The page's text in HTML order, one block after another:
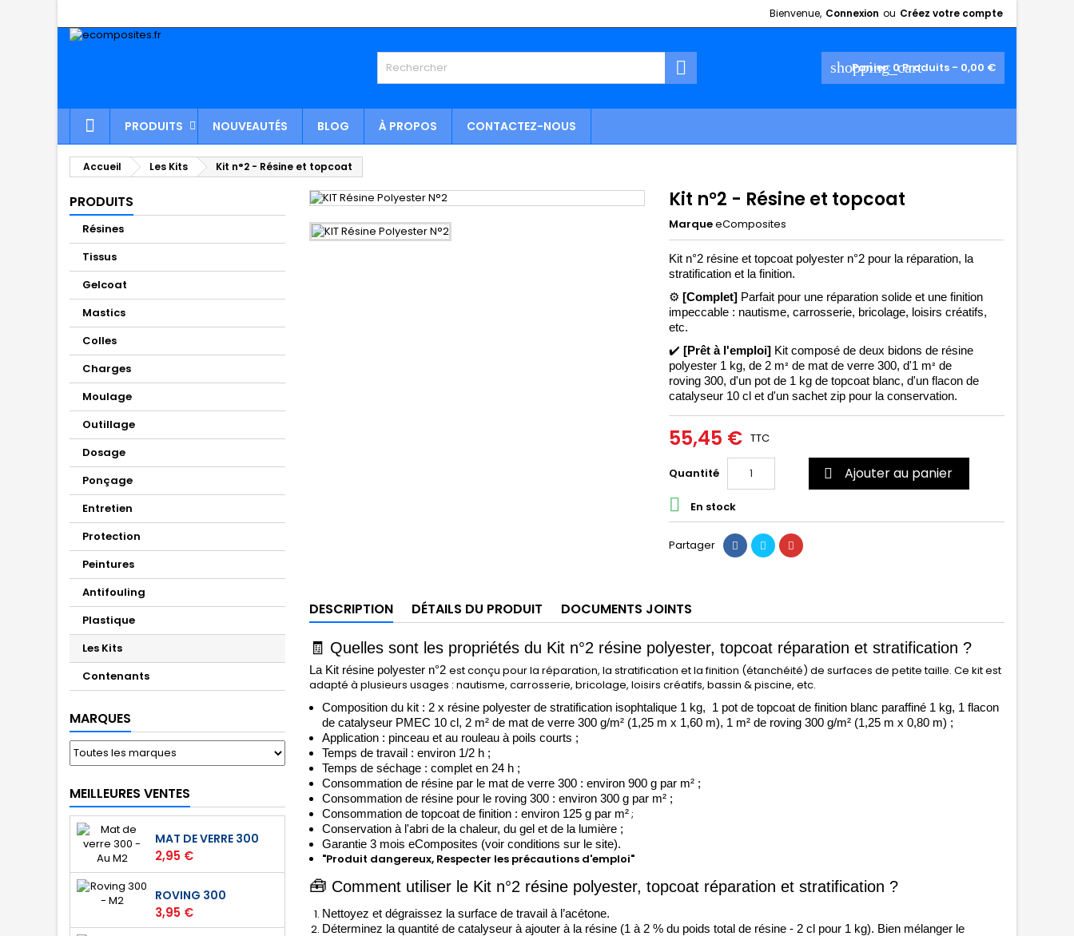
Bienvenue, Connexion ou Créez votre compte
shopping_cart
Panier: 0Produits - 0,00 €

PRODUITS NOUVEAUTÉS BLOG À PROPOS CONTACTEZ-NOUS
Accueil Les Kits Kit n°2 - Résine et topcoat
PRODUITS
Résines
Tissus
Gelcoat
Mastics
Colles
Charges
Moulage
Outillage
Dosage
Ponçage
Entretien
Protection
Peintures
Antifouling
Plastique
Les Kits
Contenants
MARQUES
MEILLEURES VENTES
MAT DE VERRE 300
Prix
2,95 €
ROVING 300
Prix
3,95 €
Kit n°2 - Résine et topcoat
MarqueeComposites
Kit n°2 résine et topcoat polyester n°2 pour la réparation, la
stratification et la finition.
⚙️ [Complet] Parfait pour une réparation solide et une finition
impeccable : nautisme, carrosserie, bricolage, loisirs créatifs,
etc.
✔️ [Prêt à l'emploi] Kit composé de deux bidons de résine
polyester 1 kg, de 2 m² de mat de verre 300, d'1 m² de
roving 300, d'un pot de 1 kg de topcoat blanc, d'un flacon de
catalyseur 10 cl et d'un sachet zip pour la conservation.
55,45 € TTC
Quantité  Ajouter au panier
 En stock
Partager
DESCRIPTION DÉTAILS DU PRODUIT DOCUMENTS JOINTS
🧾 Quelles sont les propriétés du Kit n°2 résine polyester, topcoat réparation et stratification ?
La Kit résine polyester n°2 est conçu pour la réparation, la stratification et la finition (étanchéité) de surfaces de petite taille. Ce kit est
adapté à plusieurs usages : nautisme, carrosserie, bricolage, loisirs créatifs, bassin & piscine, etc.
Composition du kit : 2 x résine polyester de stratification isophtalique 1 kg, 1 pot de topcoat de finition blanc paraffiné 1 kg, 1 flacon
de catalyseur PMEC 10 cl, 2 m² de mat de verre 300 g/m² (1,25 m x 1,60 m), 1 m² de roving 300 g/m² (1,25 m x 0,80 m) ;
Application : pinceau et au rouleau à poils courts ;
Temps de travail : environ 1/2 h ;
Temps de séchage : complet en 24 h ;
Consommation de résine par le mat de verre 300 : environ 900 g par m² ;
Consommation de résine pour le roving 300 : environ 300 g par m² ;
Consommation de topcoat de finition : environ 125 g par m²;
Conservation à l'abri de la chaleur, du gel et de la lumière ;
Garantie 3 mois eComposites (voir conditions sur le site).
"Produit dangereux, Respecter les précautions d'emploi"
🧰 Comment utiliser le Kit n°2 résine polyester, topcoat réparation et stratification ?
Nettoyez et dégraissez la surface de travail à l’acétone.
Déterminez la quantité de catalyseur à ajouter à la résine (1 à 2 % du poids total de résine - 2 cl pour 1 kg). Bien mélanger le